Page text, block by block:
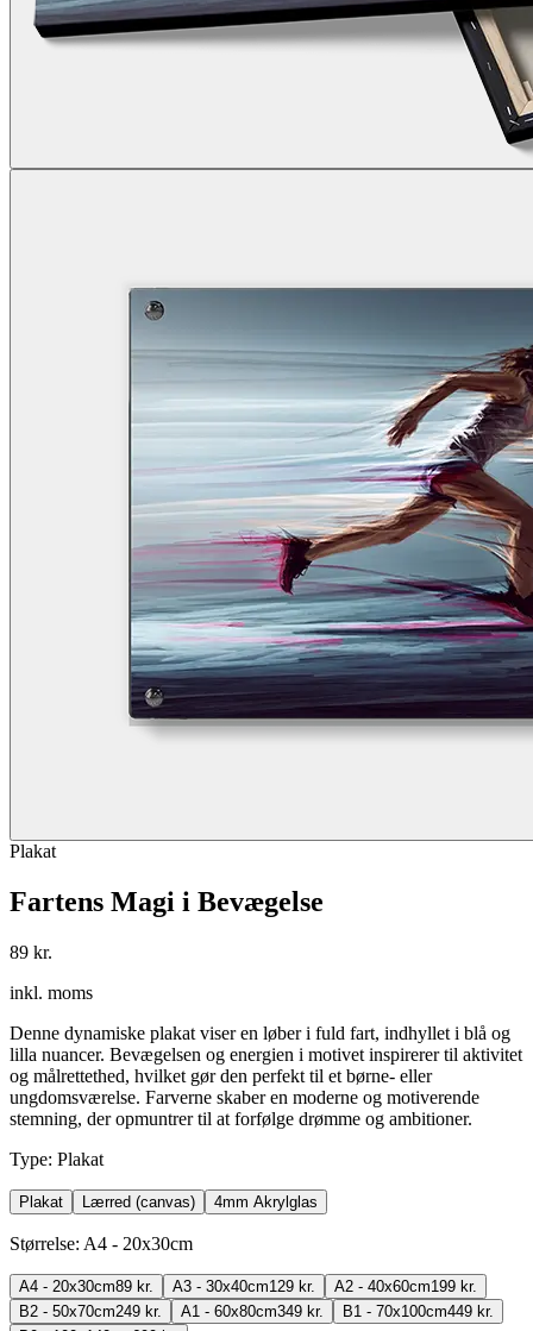
Plakat
Fartens Magi i Bevægelse
89 kr.
inkl. moms
Denne dynamiske plakat viser en løber i fuld fart, indhyllet i blå og
lilla nuancer. Bevægelsen og energien i motivet inspirerer til aktivitet
og målrettethed, hvilket gør den perfekt til et børne- eller
ungdomsværelse. Farverne skaber en moderne og motiverende
stemning, der opmuntrer til at forfølge drømme og ambitioner.
Type: Plakat
Plakat Lærred (canvas) 4mm Akrylglas
Størrelse: A4 - 20x30cm
A4 - 20x30cm89 kr. A3 - 30x40cm129 kr. A2 - 40x60cm199 kr.
B2 - 50x70cm249 kr. A1 - 60x80cm349 kr. B1 - 70x100cm449 kr.